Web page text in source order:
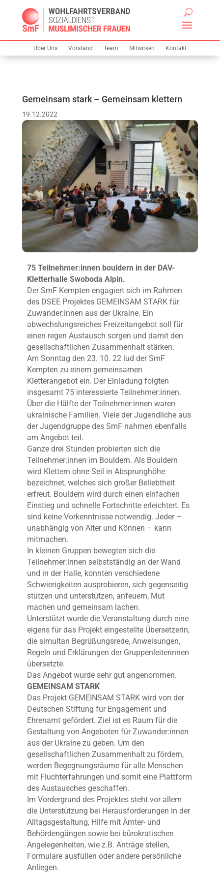
Über Uns Vorstand Team Mitwirken Kontakt
Gemeinsam stark – Gemeinsam klettern
19.12.2022
75 Teilnehmer:innen bouldern in der DAV-
Kletterhalle Swoboda Alpin.
Der SmF Kempten engagiert sich im Rahmen
des DSEE Projektes GEMEINSAM STARK für
Zuwander:innen aus der Ukraine. Ein
abwechslungsreiches Freizeitangebot soll für
einen regen Austausch sorgen und damit den
gesellschaftlichen Zusammenhalt stärken.
Am Sonntag den 23. 10. 22 lud der SmF
Kempten zu einem gemeinsamen
Kletterangebot ein. Der Einladung folgten
insgesamt 75 interessierte Teilnehmer:innen.
Über die Hälfte der Teilnehmer:innen waren
ukrainische Familien. Viele der Jugendliche aus
der Jugendgruppe des SmF nahmen ebenfalls
am Angebot teil.
Ganze drei Stunden probierten sich die
Teilnehmer:innen im Bouldern. Als Bouldern
wird Klettern ohne Seil in Absprunghöhe
bezeichnet, welches sich großer Beliebtheit
erfreut. Bouldern wird durch einen einfachen
Einstieg und schnelle Fortschritte erleichtert. Es
sind keine Vorkenntnisse notwendig. Jeder –
unabhängig von Alter und Können – kann
mitmachen.
In kleinen Gruppen bewegten sich die
Teilnehmer:innen selbstständig an der Wand
und in der Halle, konnten verschiedene
Schwierigkeiten ausprobieren, sich gegenseitig
stützen und unterstützen, anfeuern, Mut
machen und gemeinsam lachen.
Unterstützt wurde die Veranstaltung durch eine
eigens für das Projekt eingestellte Übersetzerin,
die simultan Begrüßungsrede, Anweisungen,
Regeln und Erklärungen der Gruppenleiterinnen
übersetzte.
Das Angebot wurde sehr gut angenommen.
GEMEINSAM STARK
Das Projekt GEMEINSAM STARK wird von der
Deutschen Stiftung für Engagement und
Ehrenamt gefördert. Ziel ist es Raum für die
Gestaltung von Angeboten für Zuwander:innen
aus der Ukraine zu geben. Um den
gesellschaftlichen Zusammenhalt zu fördern,
werden Begegnungsräume für alle Menschen
mit Fluchterfahrungen und somit eine Plattform
des Austausches geschaffen.
Im Vordergrund des Projektes steht vor allem
die Unterstützung bei Herausforderungen in der
Alltagsgestaltung, Hilfe mit Ämter- und
Behördengängen sowie bei bürokratischen
Angelegenheiten, wie z.B. Anträge stellen,
Formulare ausfüllen oder andere persönliche
Anliegen.